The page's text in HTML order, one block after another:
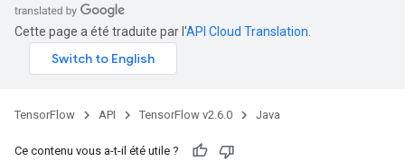
Cette page a été traduite par l'API Cloud Translation
TensorFlow API TensorFlow v2.6.0 Java
Ce contenu vous a-t-il été utile ?